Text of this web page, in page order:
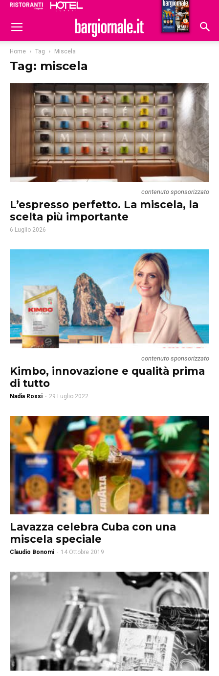
Hoteldomani
Home Tag Miscela
Tag: miscela
contenuto sponsorizzato
L’espresso perfetto. La miscela, la
scelta più importante
6 Luglio 2026
contenuto sponsorizzato
Kimbo, innovazione e qualità prima
di tutto
Nadia Rossi - 29 Luglio 2022
Lavazza celebra Cuba con una
miscela speciale
Claudio Bonomi - 14 Ottobre 2019